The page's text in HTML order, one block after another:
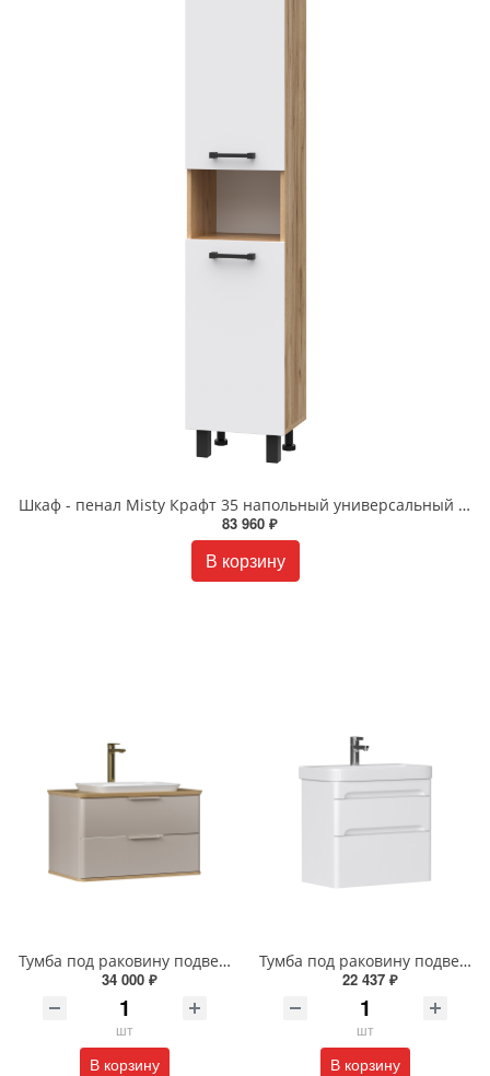
Шкаф - пенал Misty Крафт 35 напольный универсальный П-Кра-05035-01Пр
83 960 ₽
В корзину
Тумба под раковину подвесная EQUIL Десерт 80.2Я/Desert 80.2Y с ручками в цвет амарок tpDSRT80.2Y-25R амарок/дуб
34 000 ₽
шт
В корзину
Тумба под раковину подвесная EQUIL Найс 70 см tpNICE70.2Y-05 белая
22 437 ₽
шт
В корзину